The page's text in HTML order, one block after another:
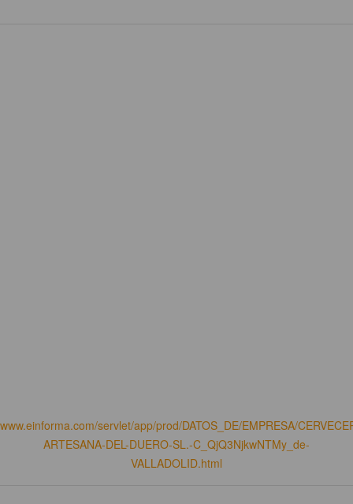
www.einforma.com/servlet/app/prod/DATOS_DE/EMPRESA/
ARTESANA-DEL-DUERO-SL.-C_QjQ3NjkwNTMy_de-
VALLADOLID.html